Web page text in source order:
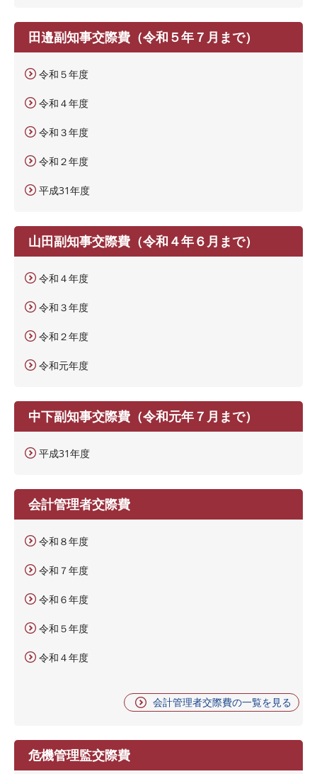
田邉副知事交際費（令和５年７月まで）
令和５年度
令和４年度
令和３年度
令和２年度
平成31年度
山田副知事交際費（令和４年６月まで）
令和４年度
令和３年度
令和２年度
令和元年度
中下副知事交際費（令和元年７月まで）
平成31年度
会計管理者交際費
令和８年度
令和７年度
令和６年度
令和５年度
令和４年度
会計管理者交際費の一覧を見る
危機管理監交際費